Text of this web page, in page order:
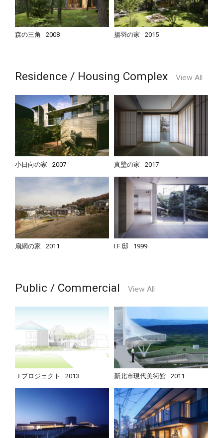
森の三角 2008 揚羽の家 2015
Residence / Housing Complex View All
小日向の家 2007 真壁の家 2017
扇網の家 2011 I.F 邸 1999
Public / Commercial View All
Ｊプロジェクト 2013 新北市現代美術館 2011